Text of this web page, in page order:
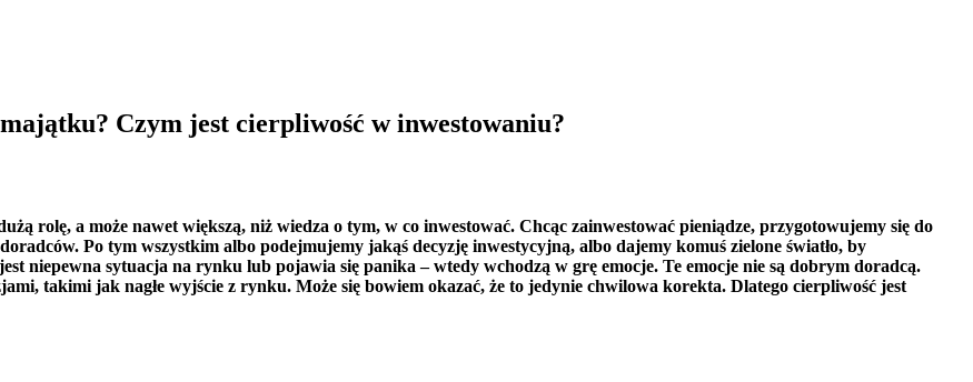
Czym jest cierpliwość w inwestowaniu?
rolę, a może nawet większą, niż wiedza o tym, w co inwestować. Chcąc zainwestować pieniądze, przygotowujemy się do
Po tym wszystkim albo podejmujemy jakąś decyzję inwestycyjną, albo dajemy komuś zielone światło, by
niepewna sytuacja na rynku lub pojawia się panika – wtedy wchodzą w grę emocje. Te emocje nie są dobrym doradcą.
takimi jak nagłe wyjście z rynku. Może się bowiem okazać, że to jedynie chwilowa korekta. Dlatego cierpliwość jest